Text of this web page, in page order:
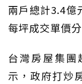
兩戶總計3.4億
每坪成交單價
台灣房屋集
示，政府打炒